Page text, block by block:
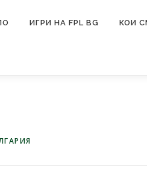
ИГРИ НА FPL BG КОИ